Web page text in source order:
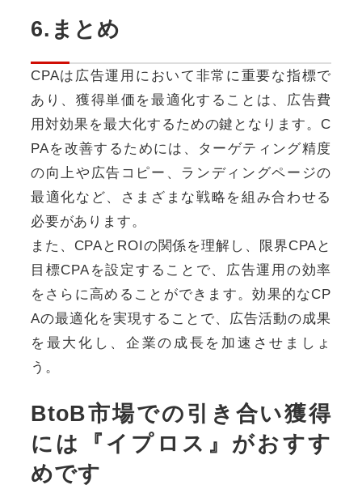
6.まとめ
CPAは広告運用において非常に重要な指標で
あり、獲得単価を最適化することは、広告費
用対効果を最大化するための鍵となります。C
PAを改善するためには、ターゲティング精度
の向上や広告コピー、ランディングページの
最適化など、さまざまな戦略を組み合わせる
必要があります。
また、CPAとROIの関係を理解し、限界CPAと
目標CPAを設定することで、広告運用の効率
をさらに高めることができます。効果的なCP
Aの最適化を実現することで、広告活動の成果
を最大化し、企業の成長を加速させましょ
う。
BtoB市場での引き合い獲得
には『イプロス』がおすす
めです